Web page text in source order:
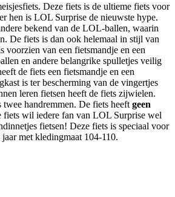
Deze fiets is de ultieme fiets voor
hen is LOL Surprise de nieuwste hype.
bekend van de LOL-ballen, waarin
De fiets is dan ook helemaal in stijl van
voorzien van een fietsmandje en een
en andere belangrike spulletjes veilig
de fiets een fietsmandje en een
is ter bescherming van de vingertjes
leren fietsen heeft de fiets zijwielen.
handremmen. De fiets heeft geen
fiets wil iedere fan van LOL Surprise wel
fietsen! Deze fiets is speciaal voor
jaar met kledingmaat 104-110.